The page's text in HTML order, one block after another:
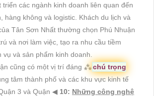
các ngành kinh doanh liên quan đến
hàng không và logistic. Khách du lịch và
Tân Sơn Nhất thường chọn Phú Nhuận
và nơi làm việc, tạo ra nhu cầu tiềm
vụ và sản phẩm kinh doanh.
cũng có một vị trí đáng ⁂chú trọng
tâm thành phố và các khu vực kinh tế
3 và Quận ◀ 10: Những công nghệ